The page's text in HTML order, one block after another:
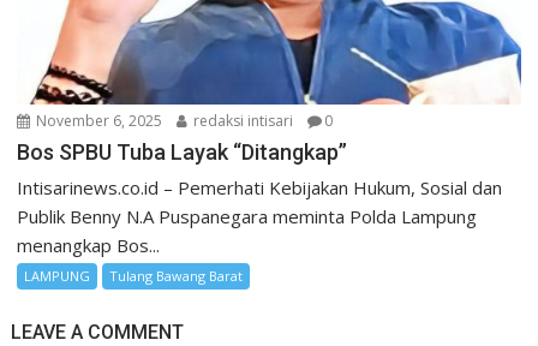
November 6, 2025 redaksi intisari 0
Bos SPBU Tuba Layak “Ditangkap”
Intisarinews.co.id – Pemerhati Kebijakan Hukum, Sosial dan
Publik Benny N.A Puspanegara meminta Polda Lampung
menangkap Bos...
LAMPUNG Tulang Bawang Barat
LEAVE A COMMENT